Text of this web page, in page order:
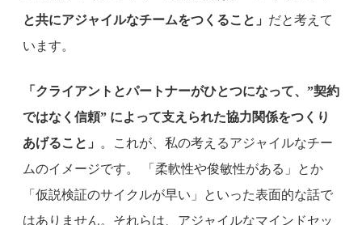
と共にアジャイルなチームをつくること」 だと考えて
います。
「クライアントとパートナーがひとつになって、”契約
ではなく信頼” によって支えられた協力関係をつくり
あげること」
。これが、私の考えるアジャイルなチー
ムのイメージです。 「柔軟性や俊敏性がある」とか
「仮説検証のサイクルが早い」といった表面的な話で
はありません。それらは、アジャイルなマインドセッ